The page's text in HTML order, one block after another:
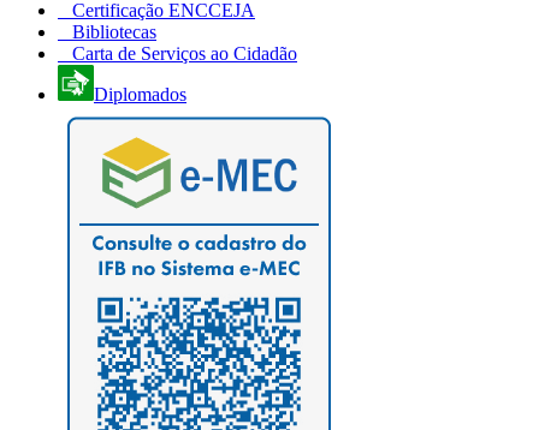
Certificação ENCCEJA
Bibliotecas
Carta de Serviços ao Cidadão
Diplomados